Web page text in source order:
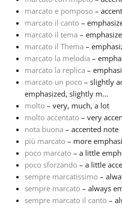
marcato e pomposo –
marcato il canto –
marcato il tema –
marcato il Thema –
marcato la melodia –
marcato la replica –
marcato un poco – slightly
emphasized, slightly m...
molto – very, much, a lot
molto accentato – very
nota buona – accented note
più marcato – more
poco marcato – a little
poco sforzando – a little
sempre marcatissimo –
sempre marcato – always
sempre marcato il canto –